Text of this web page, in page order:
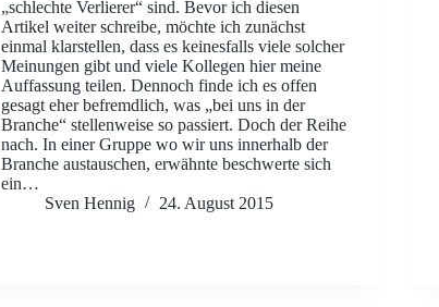
„schlechte Verlierer“ sind. Bevor ich diesen
Artikel weiter schreibe, möchte ich zunächst
einmal klarstellen, dass es keinesfalls viele solcher
Meinungen gibt und viele Kollegen hier meine
Auffassung teilen. Dennoch finde ich es offen
gesagt eher befremdlich, was „bei uns in der
Branche“ stellenweise so passiert. Doch der Reihe
nach. In einer Gruppe wo wir uns innerhalb der
Branche austauschen, erwähnte beschwerte sich
ein…
Sven Hennig
24. August 2015